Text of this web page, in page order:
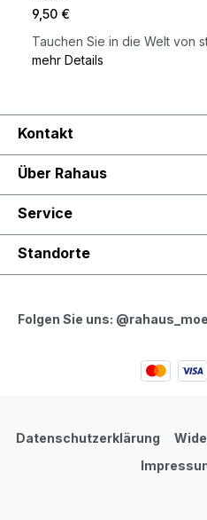
9,50 €
Tauchen Sie in die Welt von
mehr Details
Kontakt
Über Rahaus
Service
Standorte
Folgen Sie uns:
Datenschutzerklärung